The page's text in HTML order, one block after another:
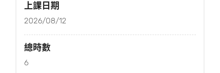
上課日期
2026/08/12
總時數
6